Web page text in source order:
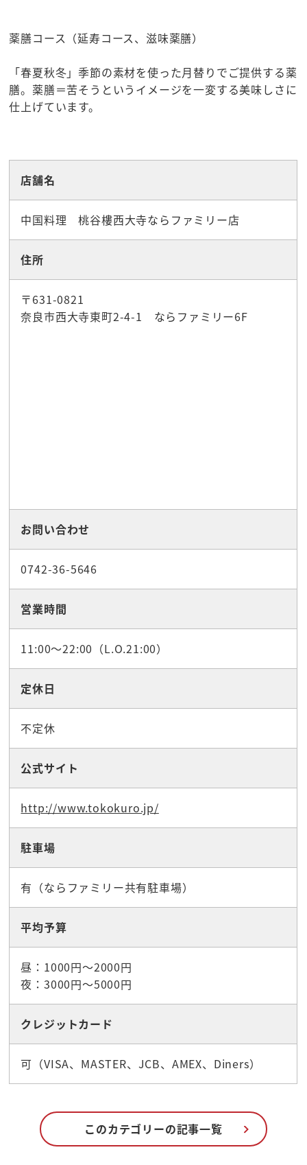
薬膳コース（延寿コース、滋味薬膳）
「春夏秋冬」季節の素材を使った月替りでご提供する薬
膳。薬膳＝苦そうというイメージを一変する美味しさに
仕上げています。
店舗名
中国料理 桃谷樓西大寺ならファミリー店
住所
〒631-0821
奈良市西大寺東町2-4-1 ならファミリー6F
お問い合わせ
0742-36-5646
営業時間
11:00～22:00（L.O.21:00）
定休日
不定休
公式サイト
http://www.tokokuro.jp/
駐車場
有（ならファミリー共有駐車場）
平均予算
昼：1000円～2000円
夜：3000円～5000円
クレジットカード
可（VISA、MASTER、JCB、AMEX、Diners）
このカテゴリーの記事一覧